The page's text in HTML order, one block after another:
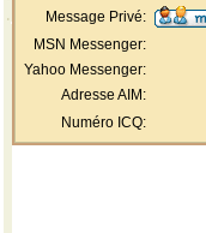
Message Privé:
MSN Messenger:
Yahoo Messenger:
Adresse AIM:
Numéro ICQ: